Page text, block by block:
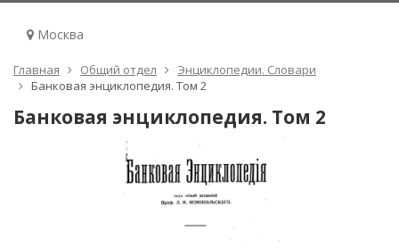
Москва
Главная Общий отдел
Энциклопедии. Словари
Банковая энциклопедия. Том 2
Банковая энциклопедия. Том 2